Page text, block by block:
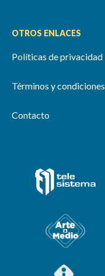
OTROS ENLACES
Políticas de privacidad
Términos y condiciones
Contacto